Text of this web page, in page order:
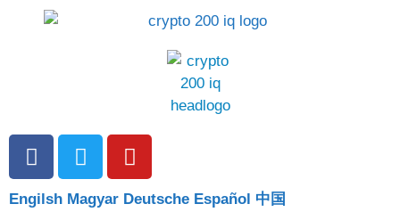
Engilsh Magyar Deutsche Español 中国